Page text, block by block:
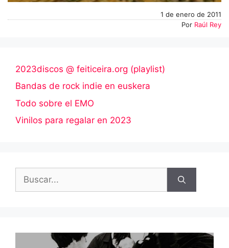
1 de enero de 2011
Por Raúl Rey
2023discos @ feiticeira.org (playlist)
Bandas de rock indie en euskera
Todo sobre el EMO
Vinilos para regalar en 2023
Buscar: